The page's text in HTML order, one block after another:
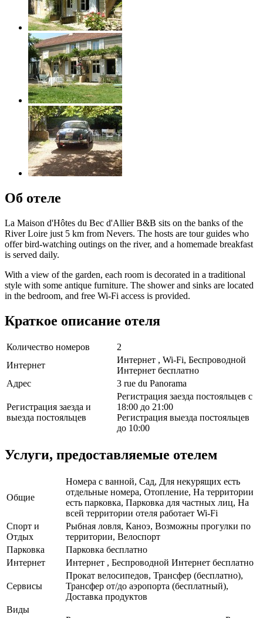
Об отеле
La Maison d'Hôtes du Bec d'Allier B&B sits on the banks of the
River Loire just 5 km from Nevers. The hosts are tour guides who
offer bird-watching outings on the river, and a homemade breakfast
is served daily.
With a view of the garden, each room is decorated in a traditional
style with some antique furniture. The shower and sinks are located
in the bedroom, and free Wi-Fi access is provided.
Краткое описание отеля
Количество номеров
2
Интернет
Интернет , Wi-Fi, Беспроводной
Интернет бесплатно
Адрес
3 rue du Panorama
Регистрация заезда и
выезда постояльцев
Регистрация заезда постояльцев с
18:00 до 21:00
Регистрация выезда постояльцев
до 10:00
Услуги, предоставляемые отелем
Общие
Номера с ванной, Сад, Для некурящих есть
отдельные номера, Отопление, На территории
есть парковка, Парковка для частных лиц, На
всей территории отеля работает Wi-Fi
Спорт и
Отдых
Рыбная ловля, Каноэ, Возможны прогулки по
территории, Велоспорт
Парковка
Парковка бесплатно
Интернет
Интернет , Беспроводной Интернет бесплатно
Сервисы
Прокат велосипедов, Трансфер (бесплатно),
Трансфер от/до аэропорта (бесплатный),
Доставка продуктов
Виды